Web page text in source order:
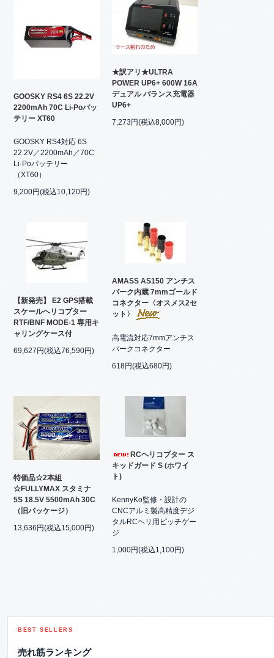
GOOSKY RS4 6S 22.2V
2200mAh 70C Li-Poバッ
テリー XT60
GOOSKY RS4対応 6S
22.2V／2200mAh／70C
Li-Poバッテリー
（XT60）
9,200円(税込10,120円)
★訳アリ★ULTRA
POWER UP6+ 600W 16A
デュアル バランス充電器
UP6+
7,273円(税込8,000円)
【新発売】 E2 GPS搭載
スケールヘリコプター
RTF/BNF MODE-1 専用キ
ャリングケース付
69,627円(税込76,590円)
AMASS AS150 アンチス
パーク内蔵 7mmゴールド
コネクター〈オスメス2セ
ット〉
高電流対応7mmアンチス
パークコネクター
618円(税込680円)
特価品☆2本組
☆FULLYMAX スタミナ
5S 18.5V 5500mAh 30C
（旧パッケージ）
13,636円(税込15,000円)
RCヘリコプター ス
キッドガード S (ホワイ
ト)
KennyKo監修・設計の
CNCアルミ製高精度デジ
タルRCヘリ用ピッチゲー
ジ
1,000円(税込1,100円)
BEST SELLERS
売れ筋ランキング